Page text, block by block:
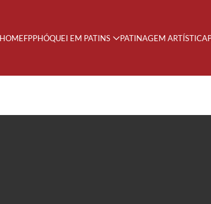
HOMEFPPHÓQUEI EM PATINS PATINAGEM ARTÍSTICA